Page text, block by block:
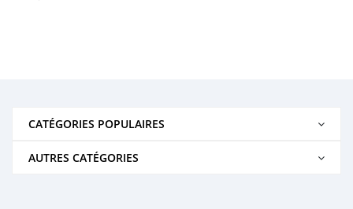
CATÉGORIES POPULAIRES
AUTRES CATÉGORIES